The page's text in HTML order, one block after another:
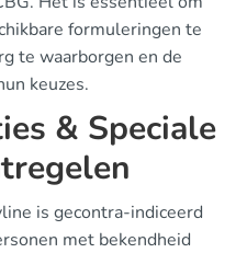
formuleringen te
te waarborgen en de
keuzes.
& Speciale
is gecontra-indiceerd
met bekendheid